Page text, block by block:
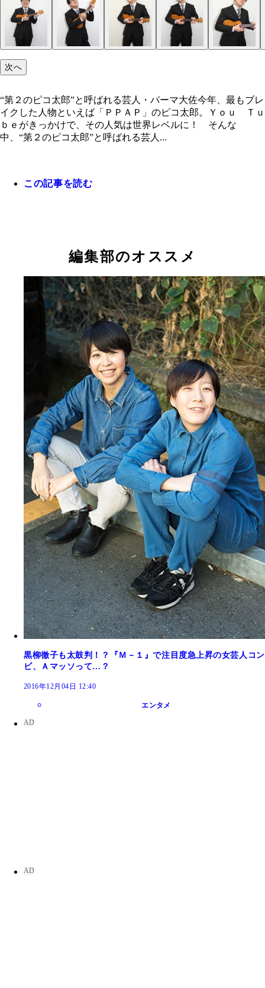
次へ
“第２のピコ太郎”と呼ばれる芸人・パーマ大佐今年、最もブレ
イクした人物といえば「ＰＰＡＰ」のピコ太郎。Ｙｏｕ Ｔｕ
ｂｅがきっかけで、その人気は世界レベルに！ そんな
中、“第２のピコ太郎”と呼ばれる芸人...
この記事を読む
編集部のオススメ
黒柳徹子も太鼓判！？『Ｍ－１』で注目度急上昇の女芸人コン
ビ、Ａマッソって…？
2016年12月04日 12:40
エンタメ